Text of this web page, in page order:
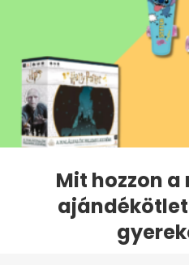
Mit hozzon a